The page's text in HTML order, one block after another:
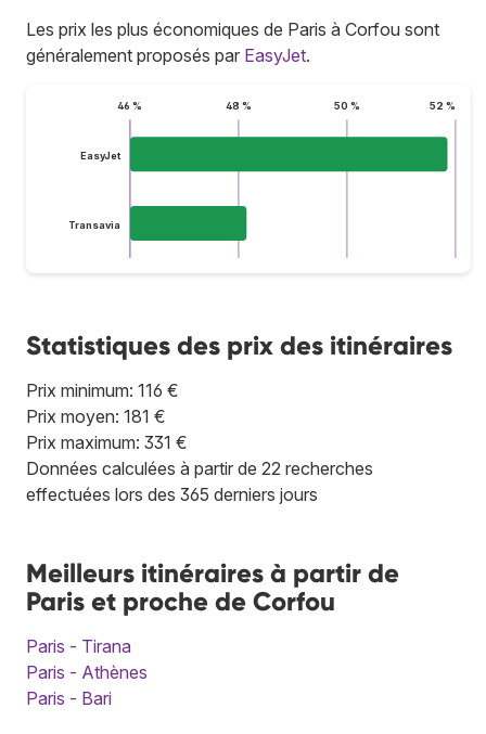
Les prix les plus économiques de Paris à Corfou sont
généralement proposés par EasyJet.
46 % 48 % 50 % 52 %
EasyJet
Transavia
Statistiques des prix des itinéraires
Prix minimum: 116 €
Prix moyen: 181 €
Prix maximum: 331 €
Données calculées à partir de 22 recherches
effectuées lors des 365 derniers jours
Meilleurs itinéraires à partir de
Paris et proche de Corfou
Paris - Tirana
Paris - Athènes
Paris - Bari